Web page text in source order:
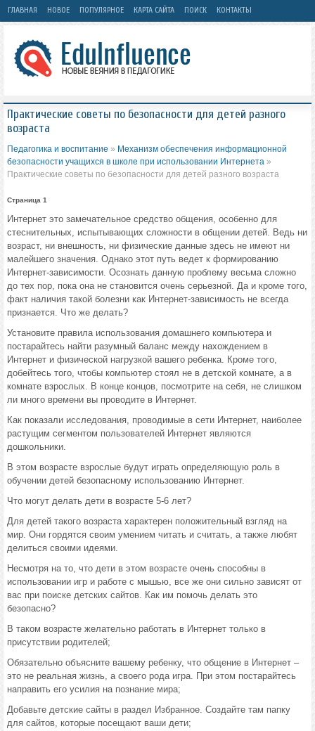
ГЛАВНАЯ НОВОЕ ПОПУЛЯРНОЕ КАРТА САЙТА ПОИСК КОНТАКТЫ
Практические советы по безопасности для детей разного
возраста
Педагогика и воспитание » Механизм обеспечения информационной
безопасности учащихся в школе при использовании Интернета »
Практические советы по безопасности для детей разного возраста
Страница 1
Интернет это замечательное средство общения, особенно для
стеснительных, испытывающих сложности в общении детей. Ведь ни
возраст, ни внешность, ни физические данные здесь не имеют ни
малейшего значения. Однако этот путь ведет к формированию
Интернет-зависимости. Осознать данную проблему весьма сложно
до тех пор, пока она не становится очень серьезной. Да и кроме того,
факт наличия такой болезни как Интернет-зависимость не всегда
признается. Что же делать?
Установите правила использования домашнего компьютера и
постарайтесь найти разумный баланс между нахождением в
Интернет и физической нагрузкой вашего ребенка. Кроме того,
добейтесь того, чтобы компьютер стоял не в детской комнате, а в
комнате взрослых. В конце концов, посмотрите на себя, не слишком
ли много времени вы проводите в Интернет.
Как показали исследования, проводимые в сети Интернет, наиболее
растущим сегментом пользователей Интернет являются
дошкольники.
В этом возрасте взрослые будут играть определяющую роль в
обучении детей безопасному использованию Интернет.
Что могут делать дети в возрасте 5-6 лет?
Для детей такого возраста характерен положительный взгляд на
мир. Они гордятся своим умением читать и считать, а также любят
делиться своими идеями.
Несмотря на то, что дети в этом возрасте очень способны в
использовании игр и работе с мышью, все же они сильно зависят от
вас при поиске детских сайтов. Как им помочь делать это
безопасно?
В таком возрасте желательно работать в Интернет только в
присутствии родителей;
Обязательно объясните вашему ребенку, что общение в Интернет –
это не реальная жизнь, а своего рода игра. При этом постарайтесь
направить его усилия на познание мира;
Добавьте детские сайты в раздел Избранное. Создайте там папку
для сайтов, которые посещают ваши дети;